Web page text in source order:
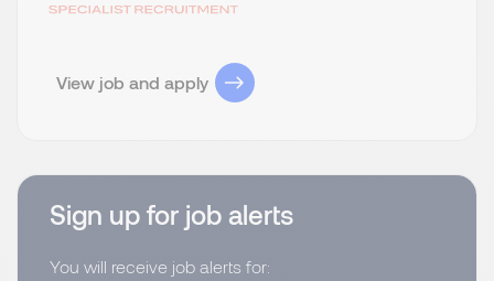
View job and apply
Sign up for job alerts
You will receive job alerts for: